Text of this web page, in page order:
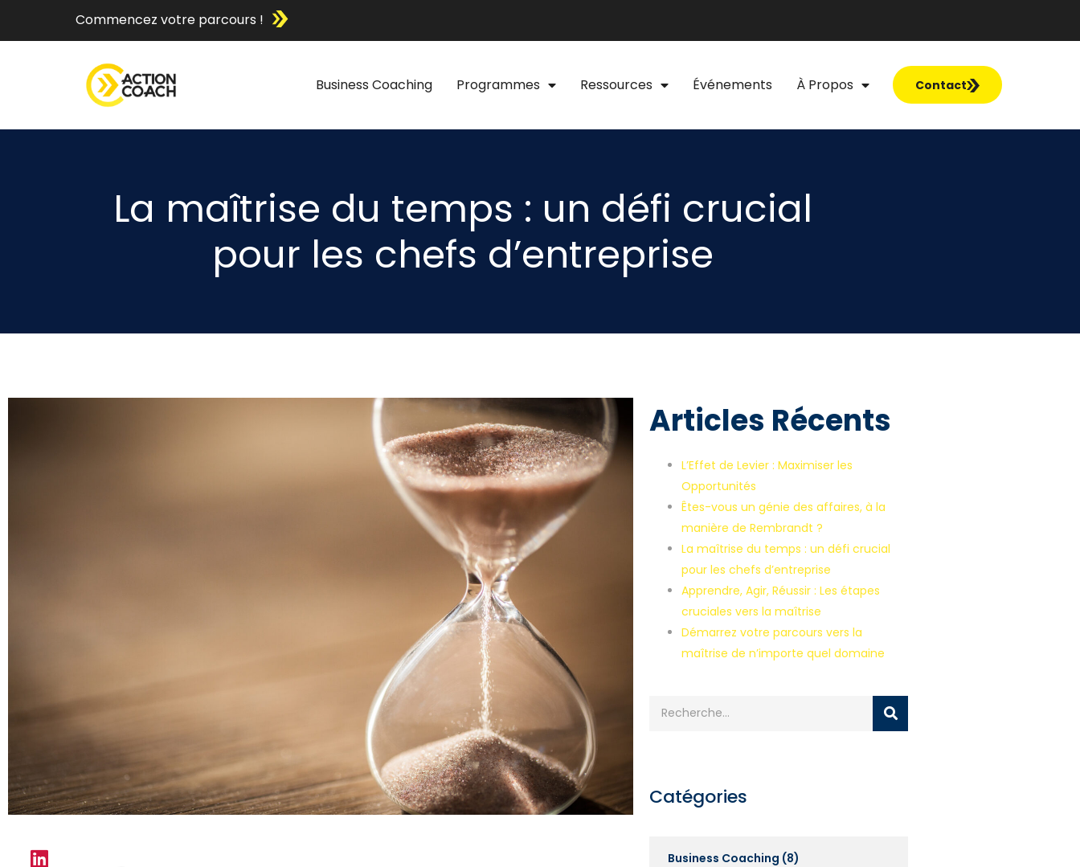
Commencez votre parcours !
Business Coaching Programmes Ressources Événements À Propos Contact
La maîtrise du temps : un défi crucial
pour les chefs d’entreprise
Articles Récents
L’Effet de Levier : Maximiser les
Opportunités
Êtes-vous un génie des affaires, à la
manière de Rembrandt ?
La maîtrise du temps : un défi crucial
pour les chefs d’entreprise
Apprendre, Agir, Réussir : Les étapes
cruciales vers la maîtrise
Démarrez votre parcours vers la
maîtrise de n’importe quel domaine
Catégories
Business Coaching (8)